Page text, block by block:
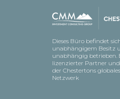
Dieses Büro befindet
unabhängigem Besitz
unabhängig betrieben.
lizenzierter Partner
der Chestertons globales
Netzwerk